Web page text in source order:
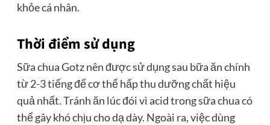
khỏe cá nhân.
Thời điểm sử dụng
Sữa chua Gotz nên được sử dụng sau bữa ăn chính
từ 2-3 tiếng để cơ thể hấp thu dưỡng chất hiệu
quả nhất. Tránh ăn lúc đói vì acid trong sữa chua có
thể gây khó chịu cho dạ dày. Ngoài ra, việc dùng